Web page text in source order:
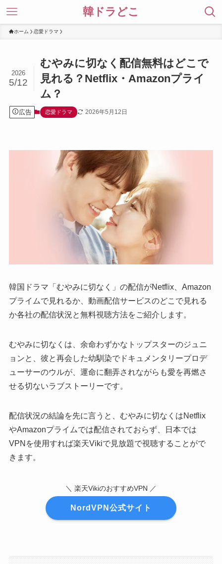
韓ドラどこ
ホーム 恋愛ドラマ
むやみに切なく配信無料はどこで
見れる？Netflix・Amazonプライ
ム？
2026
5/12
広告 恋愛ドラマ 2026年5月12日
韓国ドラマ「むやみに切なく」の配信がNetflix、Amazon
プライムで見れるか、動画配信サービスのどこで見れる
か各社の配信状況と無料視聴方法をご紹介します。
むやみに切なくは、余命わずかなトップスターのジュニ
ョンと、彼と再会した幼馴染でドキュメンタリープロデ
ューサーのウルが、運命に翻弄されながらも愛を再燃さ
せる切ないラブストーリーです。
配信状況の結論を先に言うと、むやみに切なくはNetflix
やAmazonプライムでは配信されておらず、日本では
VPNを使用すれば楽天Vikiで見放題で視聴することがで
きます。
＼ 楽天VikiのおすすめVPN ／
NordVPN公式サイト